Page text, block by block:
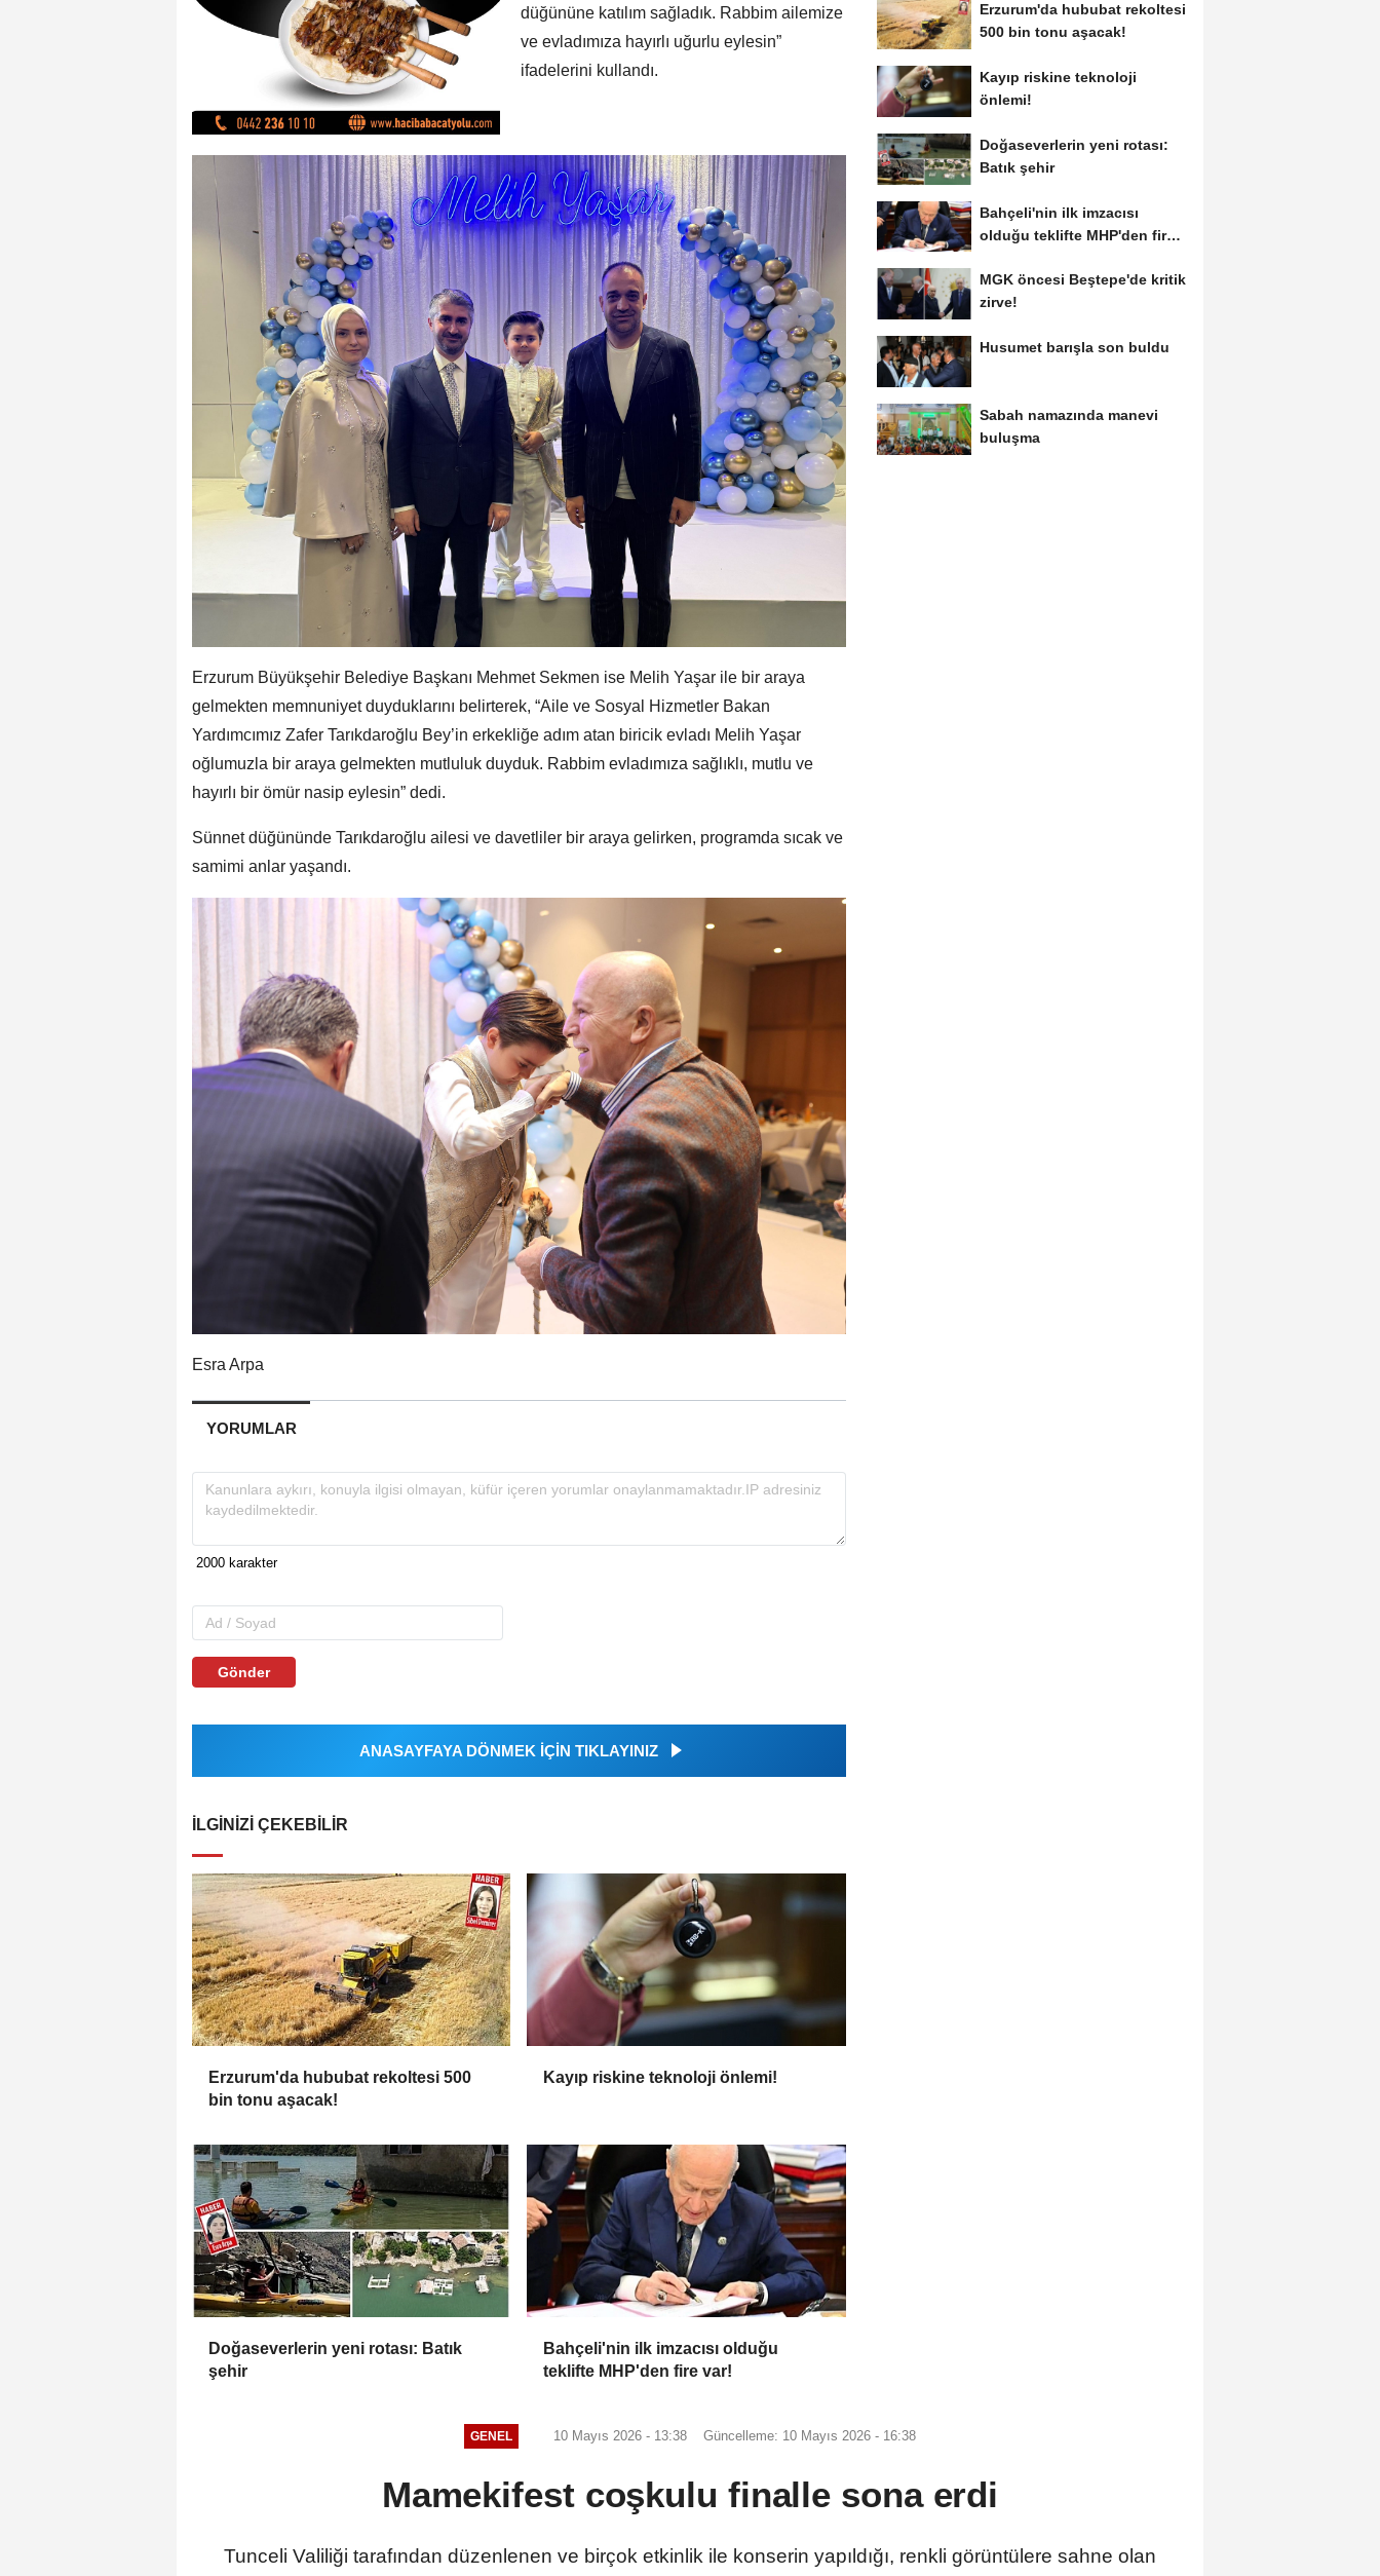
düğününe katılım sağladık. Rabbim ailemize
ve evladımıza hayırlı uğurlu eylesin”
ifadelerini kullandı.
Erzurum Büyükşehir Belediye Başkanı Mehmet Sekmen ise Melih Yaşar ile bir araya
gelmekten memnuniyet duyduklarını belirterek, “Aile ve Sosyal Hizmetler Bakan
Yardımcımız Zafer Tarıkdaroğlu Bey’in erkekliğe adım atan biricik evladı Melih Yaşar
oğlumuzla bir araya gelmekten mutluluk duyduk. Rabbim evladımıza sağlıklı, mutlu ve
hayırlı bir ömür nasip eylesin” dedi.
Sünnet düğününde Tarıkdaroğlu ailesi ve davetliler bir araya gelirken, programda sıcak ve
samimi anlar yaşandı.
Esra Arpa
YORUMLAR
Gönder
ANASAYFAYA DÖNMEK İÇİN TIKLAYINIZ
İLGINIZI ÇEKEBILIR
Erzurum'da hububat rekoltesi 500
bin tonu aşacak!
Kayıp riskine teknoloji önlemi!
Doğaseverlerin yeni rotası: Batık
şehir
Bahçeli'nin ilk imzacısı olduğu
teklifte MHP'den fire var!
Erzurum'da hububat rekoltesi
500 bin tonu aşacak!
Kayıp riskine teknoloji
önlemi!
Doğaseverlerin yeni rotası:
Batık şehir
Bahçeli'nin ilk imzacısı
olduğu teklifte MHP'den fire
MGK öncesi Beştepe'de kritik
zirve!
Husumet barışla son buldu
Sabah namazında manevi
buluşma
GENEL 10 Mayıs 2026 - 13:38 Güncelleme: 10 Mayıs 2026 - 16:38
Mamekifest coşkulu finalle sona erdi
Tunceli Valiliği tarafından düzenlenen ve birçok etkinlik ile konserin yapıldığı, renkli görüntülere sahne olan